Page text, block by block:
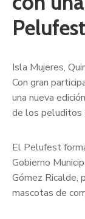
Pelufest
Isla Mujeres,
Con gran
una nueva
de los peluditos
El Pelufest
Gobierno
Gómez Ricalde,
mascotas de